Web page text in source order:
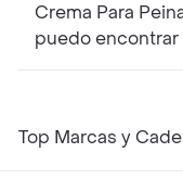
Crema Para
puedo encontrar
Top Marcas y